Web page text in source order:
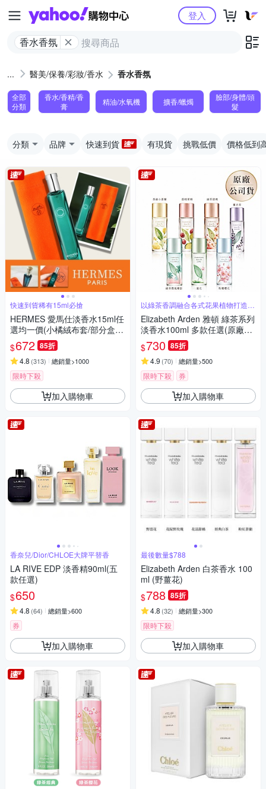
Yahoo購物中心
香水香氛
登入
醫美/保養/彩妝/香水 香水香氛
全部
分類
香水/香精/香
膏
精油/水氧機 擴香/蠟燭
臉部/身體/頭
髮
分類 品牌 快速到貨 有現貨 挑戰低價 價格低到
快速到貨稀有15ml必搶
HERMES 愛馬仕淡香水15ml任
選均一價(小橘絨布套/部分盒
裝)
$672 85折
4.8 (313) 總銷量>1000
限時下殺
加入購物車
香奈兒/Dior/CHLOE大牌平替香
LA RIVE EDP 淡香精90ml(五
款任選)
$650
4.8 (64) 總銷量>600
券
加入購物車
以綠茶香調融合各式花果植物打造出
層次豐富
Elizabeth Arden 雅頓 綠茶系列
淡香水100ml 多款任選(原廠專
櫃貨)
$730 85折
4.9 (70) 總銷量>500
限時下殺 券
加入購物車
最後數量$788
Elizabeth Arden 白茶香水 100
ml (野薑花)
$788 85折
4.8 (32) 總銷量>300
限時下殺
加入購物車